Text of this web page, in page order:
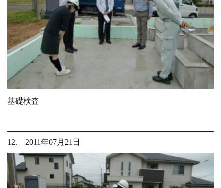
基礎検査
12. 2011年07月21日